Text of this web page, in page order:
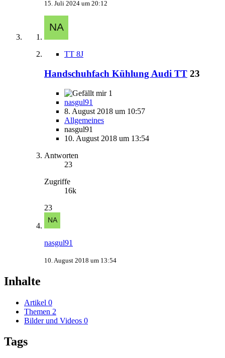
15. Juli 2024 um 20:12
TT 8J
Handschuhfach Kühlung Audi TT 23
1
nasgul91
8. August 2018 um 10:57
Allgemeines
nasgul91
10. August 2018 um 13:54
Antworten
23
Zugriffe
16k
23
nasgul91
10. August 2018 um 13:54
Inhalte
Artikel 0
Themen 2
Bilder und Videos 0
Tags